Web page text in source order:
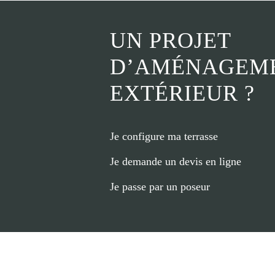
UN PROJET
EXTÉRIEUR ?
Je configure ma terrasse
Je demande un devis en ligne
Je passe par un poseur